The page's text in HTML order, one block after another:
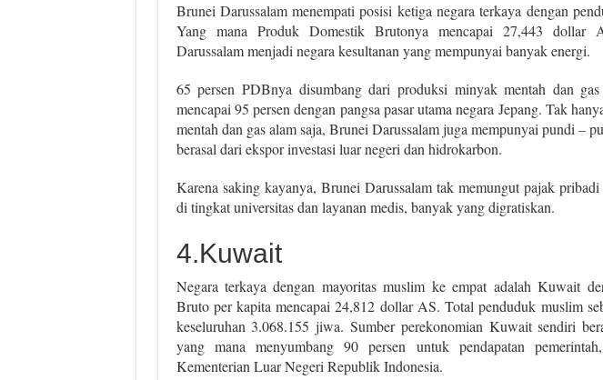
Brunei Darussalam menempati posisi ketiga negara terkaya dengan
Yang mana Produk Domestik Brutonya mencapai 27,443 dollar
Darussalam menjadi negara kesultanan yang mempunyai banyak energi.
65 persen PDBnya disumbang dari produksi minyak mentah dan
mencapai 95 persen dengan pangsa pasar utama negara Jepang. Tak
mentah dan gas alam saja, Brunei Darussalam juga mempunyai pundi –
berasal dari ekspor investasi luar negeri dan hidrokarbon.
Karena saking kayanya, Brunei Darussalam tak memungut pajak
di tingkat universitas dan layanan medis, banyak yang digratiskan.
4.Kuwait
Negara terkaya dengan mayoritas muslim ke empat adalah Kuwait
Bruto per kapita mencapai 24,812 dollar AS. Total penduduk muslim
keseluruhan 3.068.155 jiwa. Sumber perekonomian Kuwait sendiri
yang mana menyumbang 90 persen untuk pendapatan
Kementerian Luar Negeri Republik Indonesia.